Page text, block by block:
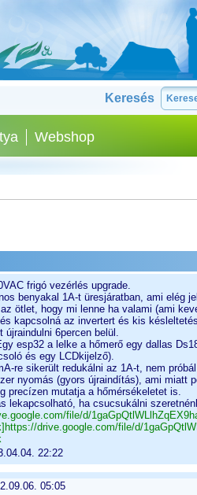
Keresés
Webshop
frigó vezérlés upgrade.
benyakal 1A-t üresjáratban, ami elég
ötlet, hogy mi lenne ha valami (ami
kapcsolná az invertert és kis
újraindulni 6percen belül.
esp32 a lelke a hőmerő egy dallas
és egy LCDkijelző).
re sikerült redukálni az 1A-t, nem
nyomás (gyors újraindítás), ami miatt
precízen mutatja a hőmérsékeletet is.
lekapcsolható, ha csucsukálni
file/d/
drive.google.com/file/d/
22:22
05:05